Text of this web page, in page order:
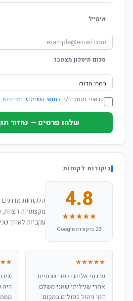
אימייל
סכום חיסכון מצטבר
קראתי ומסכים/ה לתנאי השימוש
שלחו פרטים — נחזור תוך 24
ביקורות לקוחות
4.8
★★★★★
23 ביקורות Google
הלקוחות
מקצועיות
עקביות לאורך
★★★★★
עברתי אליהם לפני שנתיים
אחרי שגיליתי שאני משלם
דמי ניהול כפולים במקום
היה